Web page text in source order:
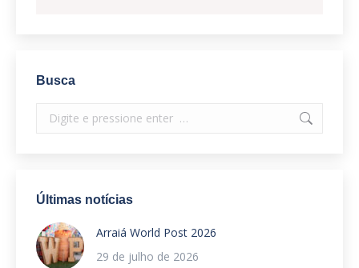
Busca
Search:
Últimas notícias
Arraiá World Post 2026
29 de julho de 2026